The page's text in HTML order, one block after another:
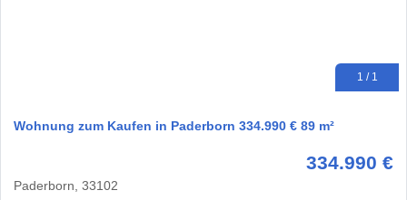
1 / 1
Wohnung zum Kaufen in Paderborn 334.990 € 89 m²
334.990 €
Paderborn, 33102